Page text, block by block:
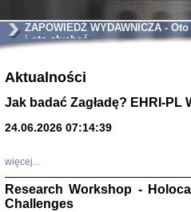
ZAPOWIEDŹ WYDAWNICZA -
i oto słychać
Aktualności
Jak badać Zagładę? EHRI-PL
24.06.2026 07:14:39
więcej...
Research Workshop -
Challenges